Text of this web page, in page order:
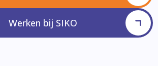
Werken bij SIKO